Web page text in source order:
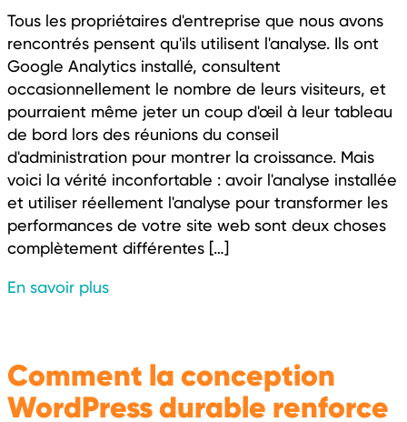
Tous les propriétaires d'entreprise que nous avons
rencontrés pensent qu'ils utilisent l'analyse. Ils ont
Google Analytics installé, consultent
occasionnellement le nombre de leurs visiteurs, et
pourraient même jeter un coup d'œil à leur tableau
de bord lors des réunions du conseil
d'administration pour montrer la croissance. Mais
voici la vérité inconfortable : avoir l'analyse installée
et utiliser réellement l'analyse pour transformer les
performances de votre site web sont deux choses
complètement différentes […]
En savoir plus
Comment la conception
WordPress durable renforce